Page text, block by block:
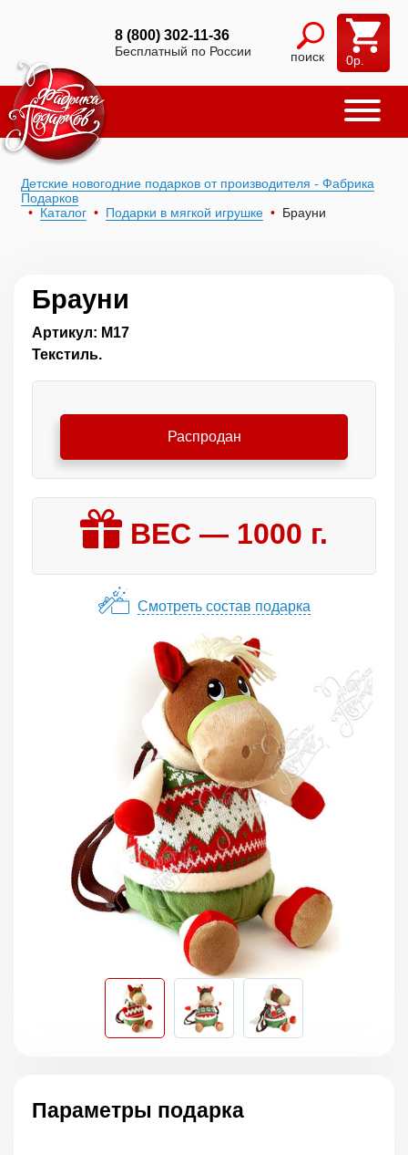
8 (800) 302-11-36
Бесплатный по России поиск 0р.
Детские новогодние подарков от производителя - Фабрика
Подарков
Каталог
Подарки в мягкой игрушке Брауни
Брауни
Артикул: М17
Текстиль.
Распродан
ВЕС — 1000 г.
Смотреть состав подарка
Параметры подарка